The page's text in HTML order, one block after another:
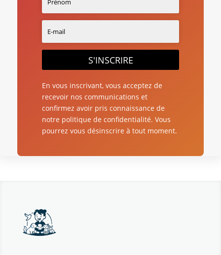
S'INSCRIRE
En vous inscrivant, vous acceptez de
recevoir nos communications et
confirmez avoir pris connaissance de
notre politique de confidentialité. Vous
pourrez vous désinscrire à tout moment.